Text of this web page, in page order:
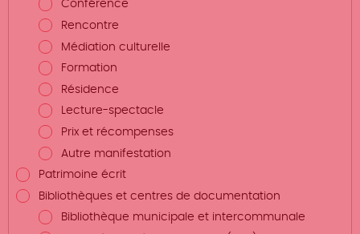
Conférence
Rencontre
Médiation culturelle
Formation
Résidence
Lecture-spectacle
Prix et récompenses
Autre manifestation
Patrimoine écrit
Bibliothèques et centres de documentation
Bibliothèque municipale et intercommunale